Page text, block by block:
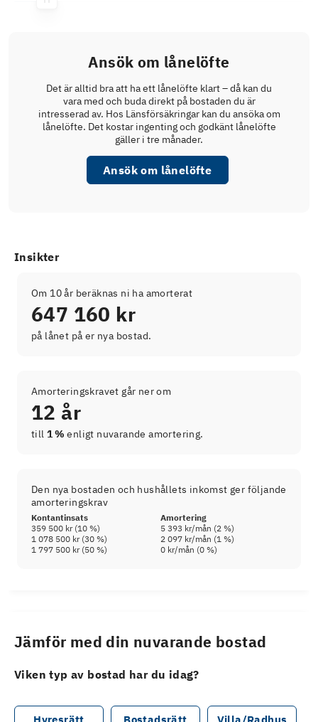
Ansök om lånelöfte
Det är alltid bra att ha ett lånelöfte klart – då kan du
vara med och buda direkt på bostaden du är
intresserad av. Hos Länsförsäkringar kan du ansöka om
lånelöfte. Det kostar ingenting och godkänt lånelöfte
gäller i tre månader.
Ansök om lånelöfte
Insikter
Om 10 år beräknas ni ha amorterat
647 160 kr
på lånet på er nya bostad.
Amorteringskravet går ner om
12 år
till 1 % enligt nuvarande amortering.
Den nya bostaden och hushållets inkomst ger följande
amorteringskrav
Kontantinsats
Amortering
359 500 kr(10 %) 5 393 kr/mån (2 %)
1 078 500 kr(30 %) 2 097 kr/mån (1 %)
1 797 500 kr(50 %) 0 kr/mån (0 %)
Jämför med din nuvarande bostad
Viken typ av bostad har du idag?